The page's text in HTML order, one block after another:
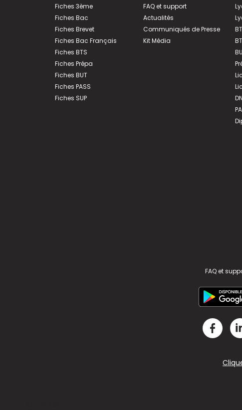
Fiches 3ème
Fiches Bac
Fiches Brevet
Fiches Bac Français
Fiches BTS
Fiches Prépa
Fiches BUT
Fiches PASS
Fiches SUP
FAQ et support
Actualités
Communiqués de Presse
Kit Média
FAQ et